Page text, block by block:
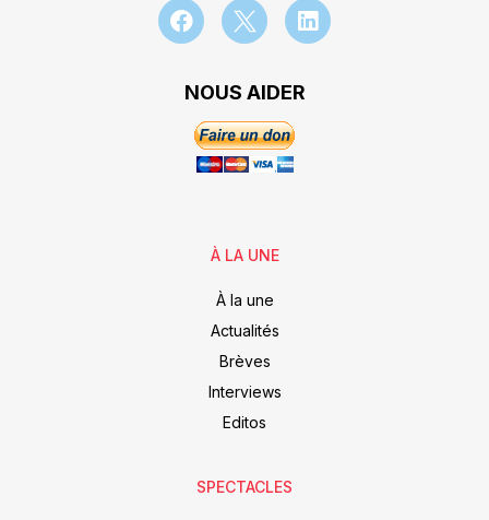
NOUS AIDER
À LA UNE
À la une
Actualités
Brèves
Interviews
Editos
SPECTACLES